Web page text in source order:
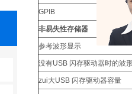
GPIB
非易失性存储器
参考波形显示
没有USB 闪存驱动器时的波
zui大USB 闪存驱动器容量